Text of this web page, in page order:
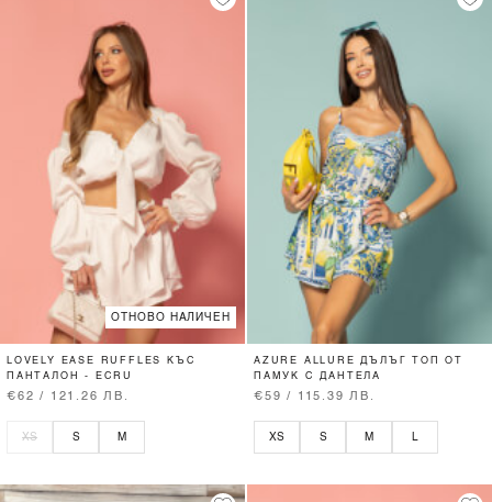
ОТНОВО НАЛИЧЕН
LOVELY EASE RUFFLES КЪС
ПАНТАЛОН - ECRU
€62 / 121.26 ЛВ.
XS S M
AZURE ALLURE ДЪЛЪГ ТОП ОТ
ПАМУК С ДАНТЕЛА
€59 / 115.39 ЛВ.
XS S M